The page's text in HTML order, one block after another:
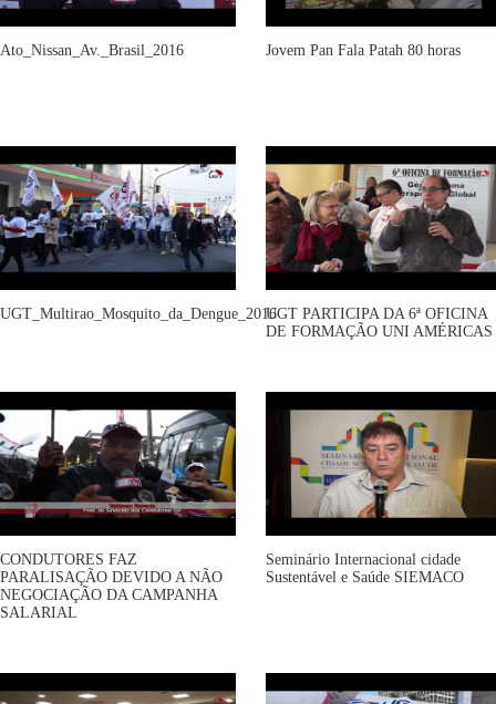
Ato_Nissan_Av._Brasil_2016 Jovem Pan Fala Patah 80 horas
UGT_Multirao_Mosquito_da_Dengue_2016UGT PARTICIPA DA 6ª OFICINA
DE FORMAÇÃO UNI AMÉRICAS
CONDUTORES FAZ
PARALISAÇÃO DEVIDO A NÃO
NEGOCIAÇÃO DA CAMPANHA
SALARIAL
Seminário Internacional cidade
Sustentável e Saúde SIEMACO